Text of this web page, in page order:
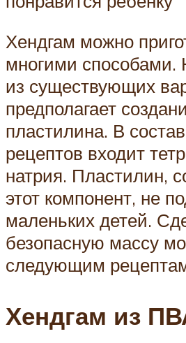
Хендгам можно
многими способами.
из существующих
предполагает
пластилина. В
рецептов входит
натрия. Пластилин,
этот компонент, не
маленьких детей.
безопасную массу
следующим
Хендгам из